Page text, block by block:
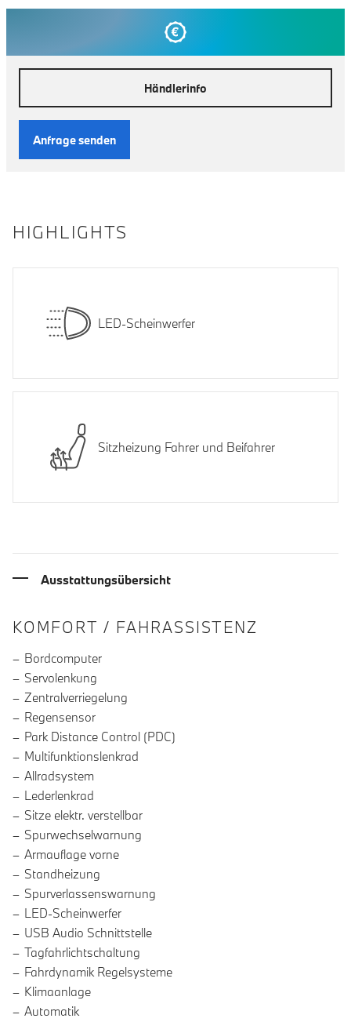
Händlerinfo
Anfrage senden
HIGHLIGHTS
LED-Scheinwerfer
Sitzheizung Fahrer und Beifahrer
Ausstattungsübersicht
INFORMATIONEN ÜBER DIE
KOMFORT / FAHRASSISTENZ
Bordcomputer
Servolenkung
Zentralverriegelung
Regensensor
Park Distance Control (PDC)
Multifunktionslenkrad
Allradsystem
Lederlenkrad
Sitze elektr. verstellbar
Spurwechselwarnung
Armauflage vorne
Standheizung
Spurverlassenswarnung
LED-Scheinwerfer
USB Audio Schnittstelle
Tagfahrlichtschaltung
Fahrdynamik Regelsysteme
Klimaanlage
Automatik